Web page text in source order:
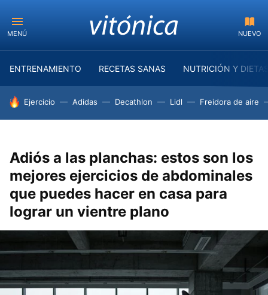
MENÚ NUEVO
ENTRENAMIENTO RECETAS SANAS NUTRICIÓN Y
HOY SE HABLA DE
Ejercicio Adidas Decathlon Lidl Freidora de aire
Adiós a las planchas: estos son los
mejores ejercicios de abdominales
que puedes hacer en casa para
lograr un vientre plano